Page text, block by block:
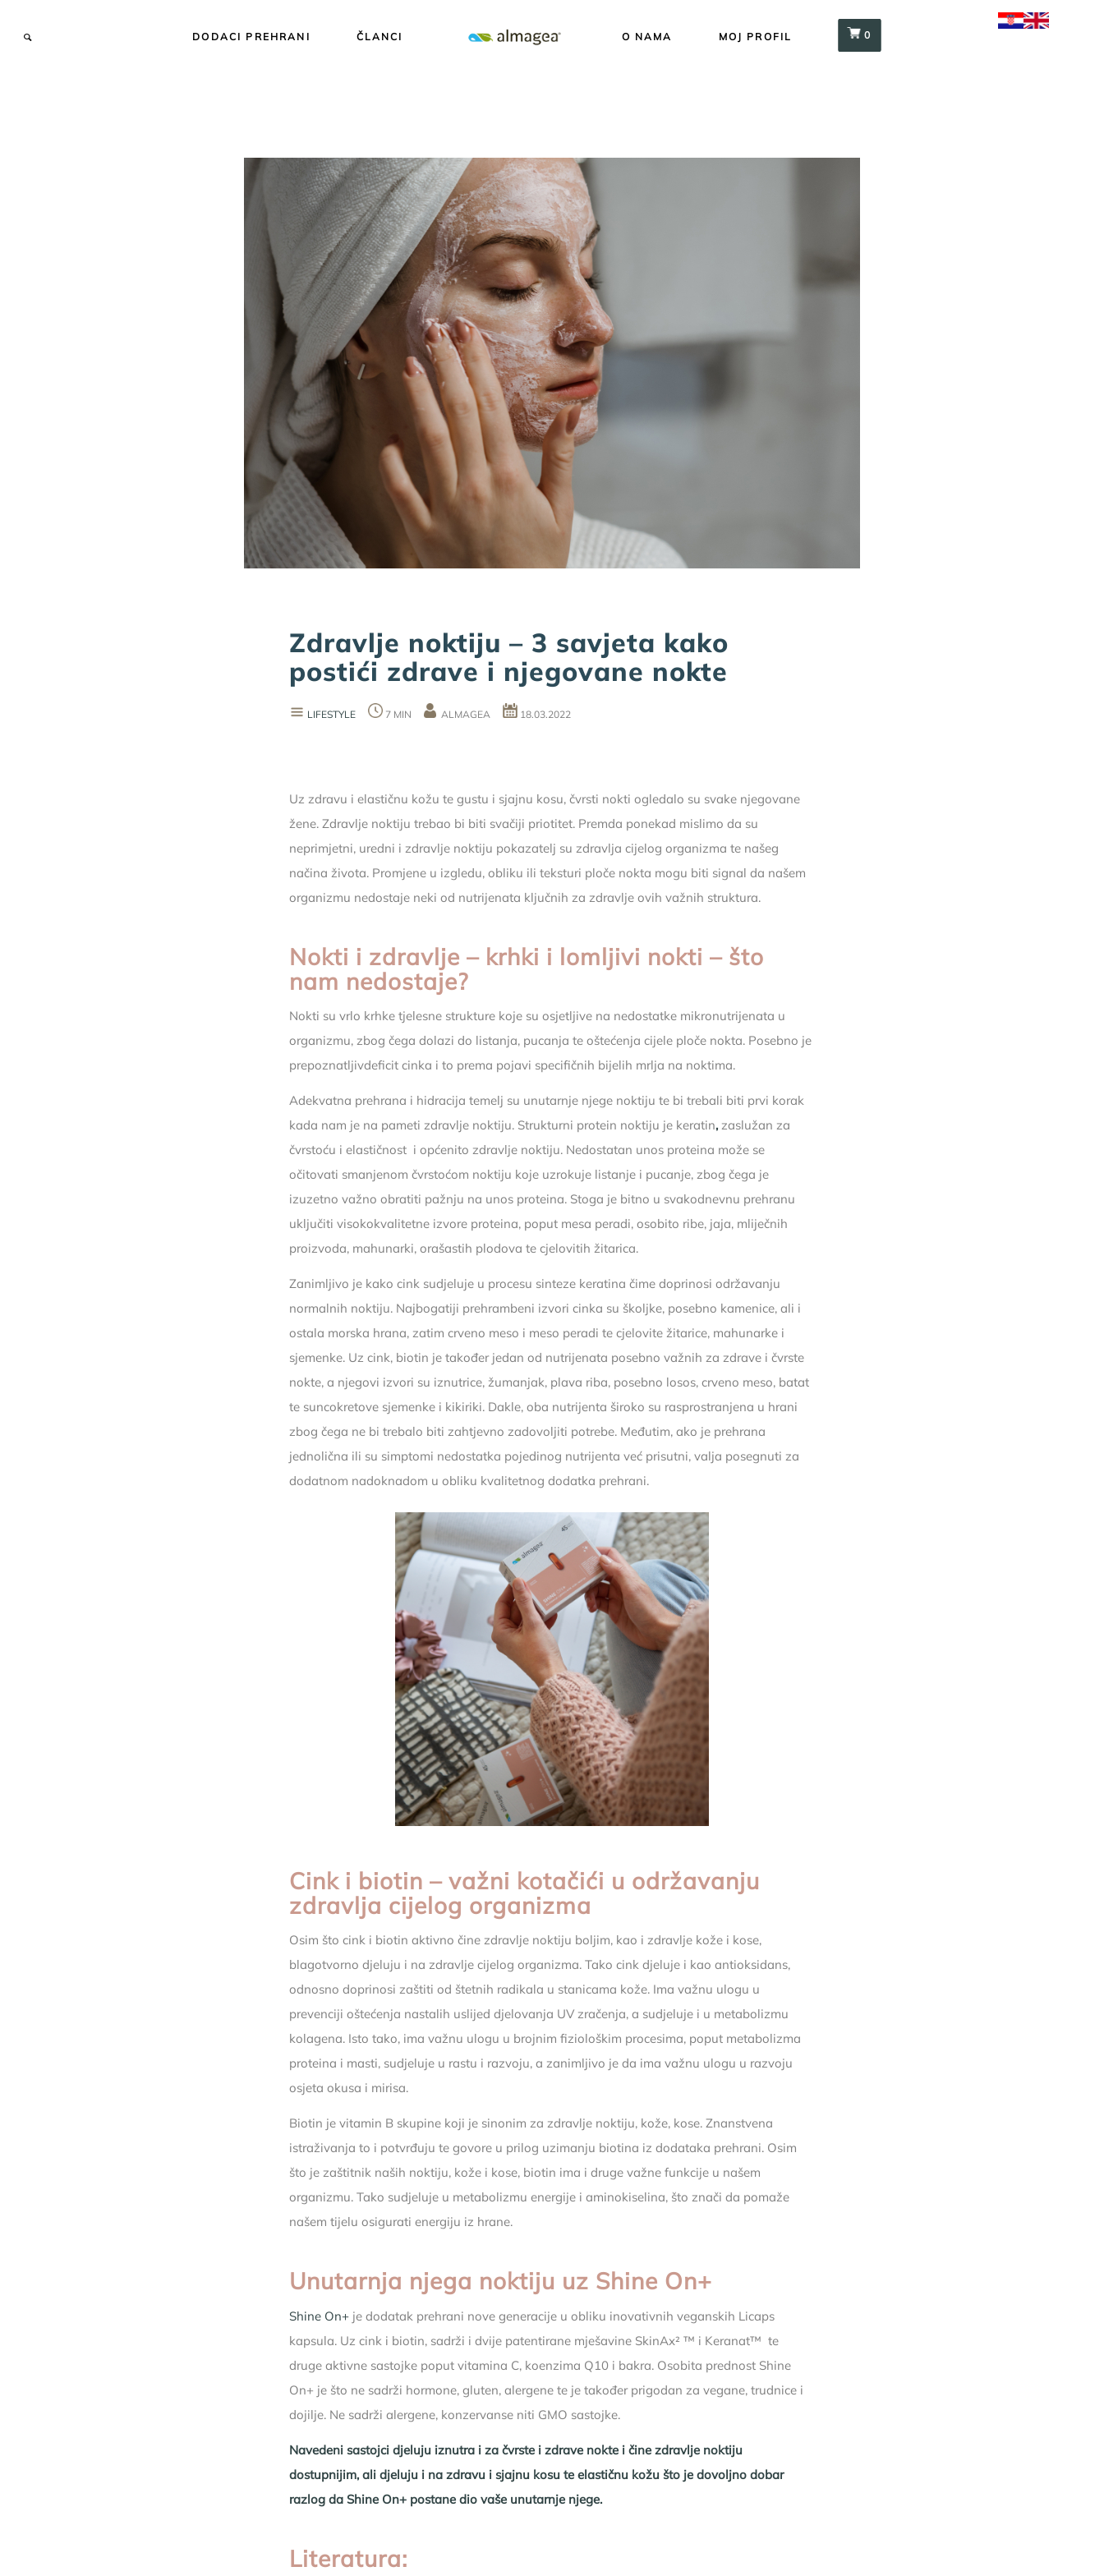
DODACI PREHRANI ČLANCI O NAMA MOJ PROFIL 0
Zdravlje noktiju – 3 savjeta kako
postići zdrave i njegovane nokte
LIFESTYLE 7 MIN ALMAGEA 18.03.2022
Uz zdravu i elastičnu kožu te gustu i sjajnu kosu, čvrsti nokti ogledalo su svake njegovane
žene. Zdravlje noktiju trebao bi biti svačiji priotitet. Premda ponekad mislimo da su
neprimjetni, uredni i zdravlje noktiju pokazatelj su zdravlja cijelog organizma te našeg
načina života. Promjene u izgledu, obliku ili teksturi ploče nokta mogu biti signal da našem
organizmu nedostaje neki od nutrijenata ključnih za zdravlje ovih važnih struktura.
Nokti i zdravlje – krhki i lomljivi nokti – što
nam nedostaje?
Nokti su vrlo krhke tjelesne strukture koje su osjetljive na nedostatke mikronutrijenata u
organizmu, zbog čega dolazi do listanja, pucanja te oštećenja cijele ploče nokta. Posebno je
prepoznatljivdeficit cinka i to prema pojavi specifičnih bijelih mrlja na noktima.
Adekvatna prehrana i hidracija temelj su unutarnje njege noktiju te bi trebali biti prvi korak
kada nam je na pameti zdravlje noktiju. Strukturni protein noktiju je keratin, zaslužan za
čvrstoću i elastičnost i općenito zdravlje noktiju. Nedostatan unos proteina može se
očitovati smanjenom čvrstoćom noktiju koje uzrokuje listanje i pucanje, zbog čega je
izuzetno važno obratiti pažnju na unos proteina. Stoga je bitno u svakodnevnu prehranu
uključiti visokokvalitetne izvore proteina, poput mesa peradi, osobito ribe, jaja, mliječnih
proizvoda, mahunarki, orašastih plodova te cjelovitih žitarica.
Zanimljivo je kako cink sudjeluje u procesu sinteze keratina čime doprinosi održavanju
normalnih noktiju. Najbogatiji prehrambeni izvori cinka su školjke, posebno kamenice, ali i
ostala morska hrana, zatim crveno meso i meso peradi te cjelovite žitarice, mahunarke i
sjemenke. Uz cink, biotin je također jedan od nutrijenata posebno važnih za zdrave i čvrste
nokte, a njegovi izvori su iznutrice, žumanjak, plava riba, posebno losos, crveno meso, batat
te suncokretove sjemenke i kikiriki. Dakle, oba nutrijenta široko su rasprostranjena u hrani
zbog čega ne bi trebalo biti zahtjevno zadovoljiti potrebe. Međutim, ako je prehrana
jednolična ili su simptomi nedostatka pojedinog nutrijenta već prisutni, valja posegnuti za
dodatnom nadoknadom u obliku kvalitetnog dodatka prehrani.
Cink i biotin – važni kotačići u održavanju
zdravlja cijelog organizma
Osim što cink i biotin aktivno čine zdravlje noktiju boljim, kao i zdravlje kože i kose,
blagotvorno djeluju i na zdravlje cijelog organizma. Tako cink djeluje i kao antioksidans,
odnosno doprinosi zaštiti od štetnih radikala u stanicama kože. Ima važnu ulogu u
prevenciji oštećenja nastalih uslijed djelovanja UV zračenja, a sudjeluje i u metabolizmu
kolagena. Isto tako, ima važnu ulogu u brojnim fiziološkim procesima, poput metabolizma
proteina i masti, sudjeluje u rastu i razvoju, a zanimljivo je da ima važnu ulogu u razvoju
osjeta okusa i mirisa.
Biotin je vitamin B skupine koji je sinonim za zdravlje noktiju, kože, kose. Znanstvena
istraživanja to i potvrđuju te govore u prilog uzimanju biotina iz dodataka prehrani. Osim
što je zaštitnik naših noktiju, kože i kose, biotin ima i druge važne funkcije u našem
organizmu. Tako sudjeluje u metabolizmu energije i aminokiselina, što znači da pomaže
našem tijelu osigurati energiju iz hrane.
Unutarnja njega noktiju uz Shine On+
Shine On+ je dodatak prehrani nove generacije u obliku inovativnih veganskih Licaps
kapsula. Uz cink i biotin, sadrži i dvije patentirane mješavine SkinAx² ™ i Keranat™ te
druge aktivne sastojke poput vitamina C, koenzima Q10 i bakra. Osobita prednost Shine
On+ je što ne sadrži hormone, gluten, alergene te je također prigodan za vegane, trudnice i
dojilje. Ne sadrži alergene, konzervanse niti GMO sastojke.
Navedeni sastojci djeluju iznutra i za čvrste i zdrave nokte i čine zdravlje noktiju
dostupnijim, ali djeluju i na zdravu i sjajnu kosu te elastičnu kožu što je dovoljno dobar
razlog da Shine On+ postane dio vaše unutarnje njege.
Literatura: